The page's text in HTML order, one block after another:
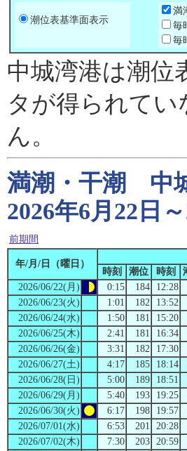
潮位表基準面表示
満
毎
毎
中城湾港は潮位
タが得られて
ん。
満潮・干潮 中
2026年6月22日
前期間
年/月/日（曜日）
時刻
潮位 時刻
2026/06/22(月)
0:15 184 12:28
2026/06/23(火)
1:01 182 13:52
2026/06/24(水)
1:50 181 15:20
2026/06/25(木)
2:41 181 16:34
2026/06/26(金)
3:31 182 17:30
2026/06/27(土)
4:17 185 18:14
2026/06/28(日)
5:00 189 18:51
2026/06/29(月)
5:40 193 19:25
2026/06/30(火)
6:17 198 19:57
2026/07/01(水)
6:53 201 20:28
2026/07/02(木)
7:30 203 20:59